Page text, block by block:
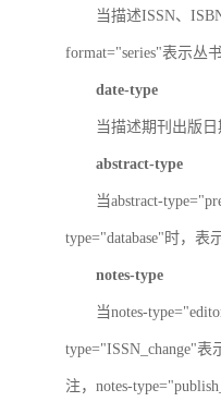
当描述ISSN、
format="series"表示丛
date-type
当描述期刊出版日
abstract-type
当abstract-
type="database"时，表
notes-type
当notes-
type="ISSN_change"
注，notes-